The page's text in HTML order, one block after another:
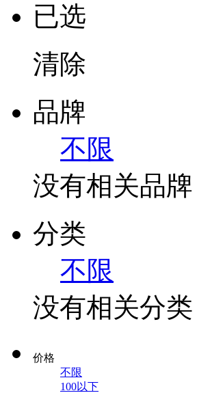
已选
清除
品牌
不限
没有相关品牌
分类
不限
没有相关分类
价格
不限
100以下